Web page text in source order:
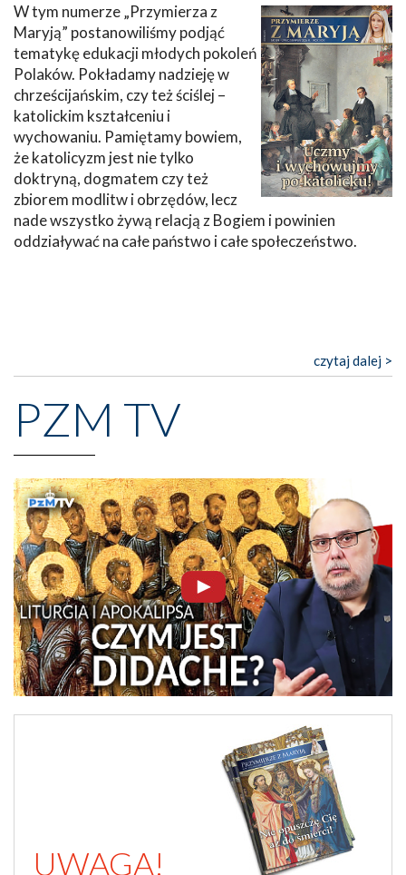
W tym numerze „Przymierza z
Maryją” postanowiliśmy podjąć
tematykę edukacji młodych pokoleń
Polaków. Pokładamy nadzieję w
chrześcijańskim, czy też ściślej –
katolickim kształceniu i
wychowaniu. Pamiętamy bowiem,
że katolicyzm jest nie tylko
doktryną, dogmatem czy też
zbiorem modlitw i obrzędów, lecz
nade wszystko żywą relacją z Bogiem i powinien
oddziaływać na całe państwo i całe społeczeństwo.
czytaj dalej >
PZM TV
UWAGA!